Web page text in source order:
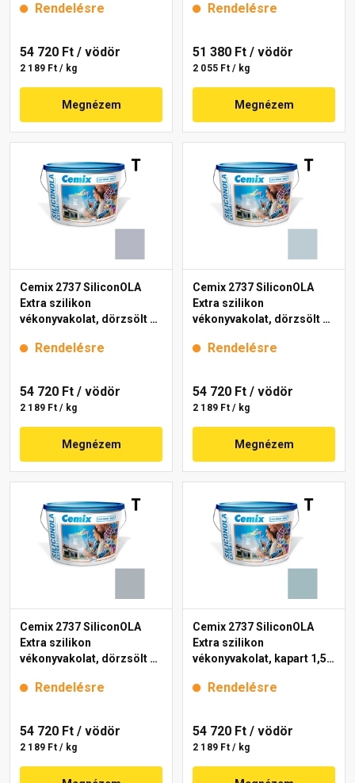
Rendelésre
54 720 Ft / vödör
2 189 Ft / kg
Megnézem
Rendelésre
51 380 Ft / vödör
2 055 Ft / kg
Megnézem
Cemix 2737 SiliconOLA
Extra szilikon
vékonyvakolat, dörzsölt 2
Rendelésre
54 720 Ft / vödör
2 189 Ft / kg
Megnézem
Cemix 2737 SiliconOLA
Extra szilikon
vékonyvakolat, dörzsölt 2
Rendelésre
54 720 Ft / vödör
2 189 Ft / kg
Megnézem
Cemix 2737 SiliconOLA
Extra szilikon
vékonyvakolat, dörzsölt 2
Rendelésre
54 720 Ft / vödör
2 189 Ft / kg
Cemix 2737 SiliconOLA
Extra szilikon
vékonyvakolat, kapart 1,5
Rendelésre
54 720 Ft / vödör
2 189 Ft / kg